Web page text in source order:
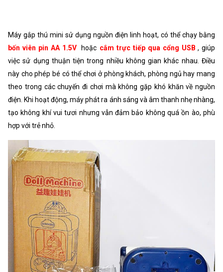
Máy gắp thú mini sử dụng nguồn điện linh hoạt, có thể chạy bằng
bốn viên pin AA 1.5V hoặc cắm trực tiếp qua cổng USB , giúp
việc sử dụng thuận tiện trong nhiều không gian khác nhau. Điều
này cho phép bé có thể chơi ở phòng khách, phòng ngủ hay mang
theo trong các chuyến đi chơi mà không gặp khó khăn về nguồn
điện. Khi hoạt động, máy phát ra ánh sáng và âm thanh nhẹ nhàng,
tạo không khí vui tươi nhưng vẫn đảm bảo không quá ồn ào, phù
hợp với trẻ nhỏ.